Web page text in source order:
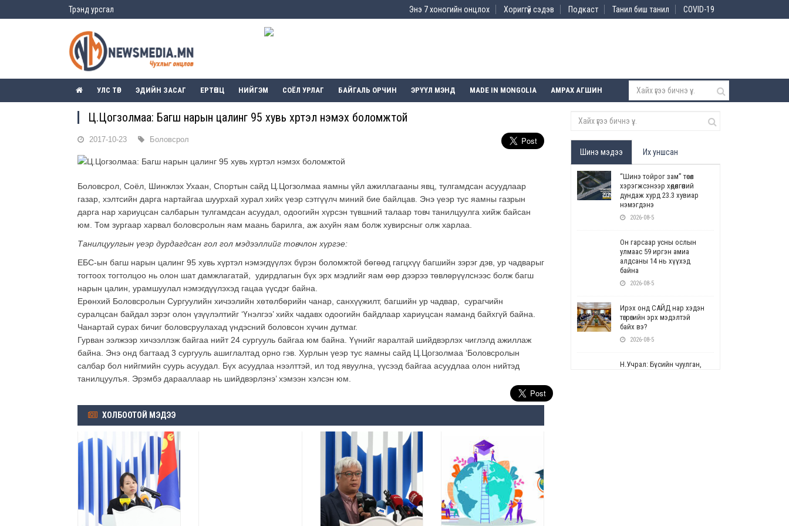
Трэнд урсгал Энэ 7 хоногийн онцлох Хориггүй сэдэв Подкаст Танил биш танил COVID-19
УЛС ТӨР ЭДИЙН ЗАСАГ ЕРТӨНЦ НИЙГЭМ СОЁЛ УРЛАГ БАЙГАЛЬ ОРЧИН ЭРҮҮЛ МЭНД MADE IN MONGOLIA АМРАХ АГШИН
Ц.Цогзолмаа: Багш нарын цалинг 95 хувь хүртэл нэмэх боломжтой
2017-10-23 Боловсрол
Боловсрол, Соёл, Шинжлэх Ухаан, Спортын сайд Ц.Цогзолмаа яамны үйл ажиллагааны явц, тулгамдсан асуудлаар
газар, хэлтсийн дарга нартайгаа шуурхай хурал хийх үеэр сэтгүүлч миний бие байлцав. Энэ үеэр тус яамны газрын
дарга нар хариуцсан салбарын тулгамдсан асуудал, одоогийн хүрсэн түвшний талаар товч танилцуулга хийж байсан
юм. Том зургаар харвал боловсролын яам маань барилга, аж ахуйн яам болж хувирсныг олж харлаа.
Танилцуулгын үеэр дурдагдсан гол гол мэдээллийг товчлон хүргэе:
ЕБС-ын багш нарын цалинг 95 хувь хүртэл нэмэгдүүлэх бүрэн боломжтой бөгөөд гагцхүү багшийн зэрэг дэв, ур чадварыг
тогтоох тогтолцоо нь олон шат дамжлагатай, удирдлагын бүх эрх мэдлийг яам өөр дээрээ төвлөрүүлснээс болж багш
нарын цалин, урамшуулал нэмэгдүүлэхэд гацаа үүсдэг байна.
Ерөнхий Боловсролын Сургуулийн хичээлийн хөтөлбөрийн чанар, санхүүжилт, багшийн ур чадвар, сурагчийн
суралцсан байдал зэрэг олон үзүүлэлтийг ‘Үнэлгээ’ хийх чадавх одоогийн байдлаар хариуцсан яаманд байхгүй байна.
Чанартай сурах бичиг боловсруулахад үндэсний боловсон хүчин дутмаг.
Гурван ээлжээр хичээллэж байгаа нийт 24 сургууль байгаа юм байна. Үүнийг яаралтай шийдвэрлэх чиглэлд ажиллаж
байна. Энэ онд багтаад 3 сургууль ашиглалтад орно гэв. Хурлын үеэр тус яамны сайд Ц.Цогзолмаа ‘Боловсролын
салбар бол нийгмийн суурь асуудал. Бүх асуудлаа нээлттэй, ил тод явуулна, үүсээд байгаа асуудлаа олон нийтэд
танилцуулъя. Эрэмбэ дарааллаар нь шийдвэрлэнэ’ хэмээн хэлсэн юм.
ХОЛБООТОЙ МЭДЭЭ
Шинэ мэдээ Их уншсан
“Шинэ тойрог зам” төсөл
хэрэгжсэнээр хөдөлгөөний
дундаж хурд 23.3 хувиар
нэмэгдэнэ
2026-08-5
Он гарсаар усны ослын
улмаас 59 иргэн амиа
алдсаны 14 нь хүүхэд
байна
2026-08-5
Ирэх онд САЙД нар хэдэн
төгрөгийн эрх мэдэлтэй
байх вэ?
2026-08-5
Н.Учрал: Бүсийн чуулган,